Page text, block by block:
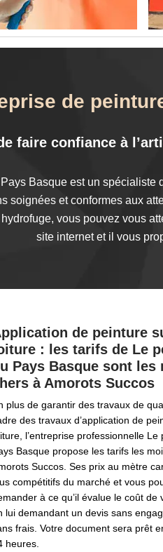
de
faire confiance à
Pays Basque est un
soignées et conformes aux
vous pouvez vous
site internet et il vous
de peinture
: les tarifs de Le
Pays Basque sont les
à Amorots Succos
plus de garantir des travaux de
des travaux d’application de
l’entreprise professionnelle Le
Basque propose les tarifs les
Succos. Ses prix au mètre
compétitifs du marché et vous
à ce qu’il évalue le coût de
lui demandant un devis sans
frais. Votre document sera prêt
heures.